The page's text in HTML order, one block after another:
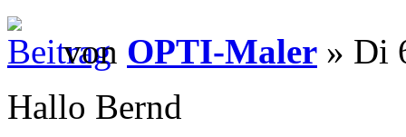
von OPTI-Maler » Di
Hallo Bernd